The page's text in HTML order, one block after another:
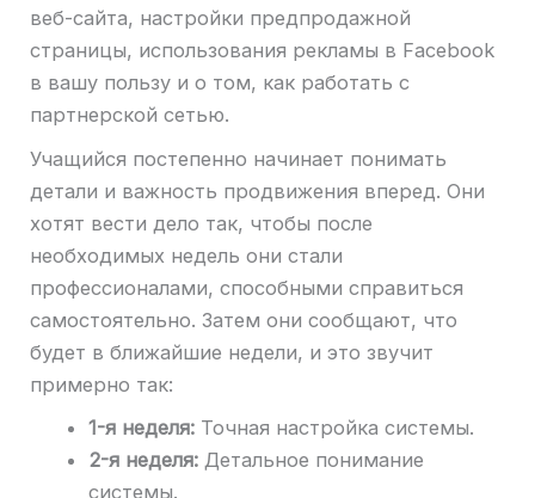
веб-сайта, настройки предпродажной
страницы, использования рекламы в Facebook
в вашу пользу и о том, как работать с
партнерской сетью.
Учащийся постепенно начинает понимать
детали и важность продвижения вперед. Они
хотят вести дело так, чтобы после
необходимых недель они стали
профессионалами, способными справиться
самостоятельно. Затем они сообщают, что
будет в ближайшие недели, и это звучит
примерно так:
1-я неделя: Точная настройка системы.
2-я неделя:Детальное понимание
системы.